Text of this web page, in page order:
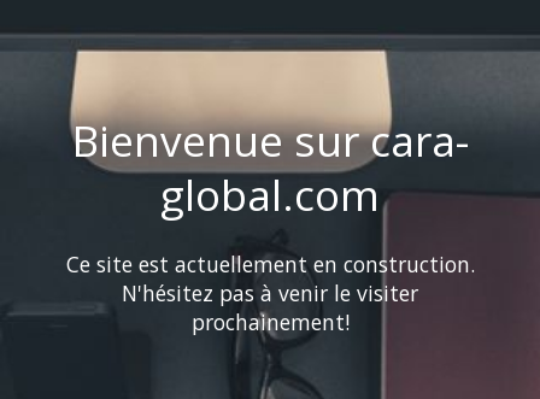
Bienvenue sur cara-
global.com
Ce site est actuellement en construction.
N'hésitez pas à venir le visiter
prochainement!